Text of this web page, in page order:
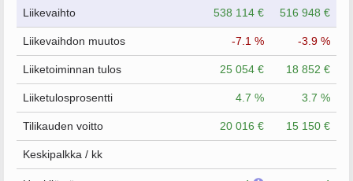
Liikevaihto 538 114 € 516 948 €
Liikevaihdon muutos -7.1 % -3.9 %
Liiketoiminnan tulos 25 054 € 18 852 €
Liiketulosprosentti 4.7 % 3.7 %
Tilikauden voitto 20 016 € 15 150 €
Keskipalkka / kk